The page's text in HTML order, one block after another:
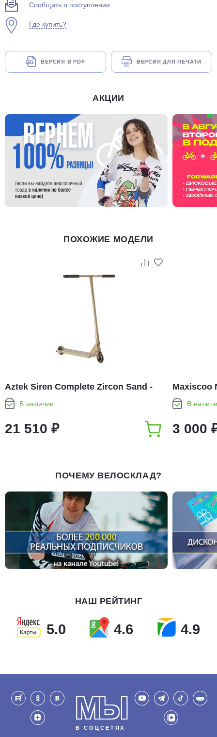
Сообщить о поступлении
Где купить?
ВЕРСИЯ В PDF ВЕРСИЯ ДЛЯ ПЕЧАТИ
АКЦИИ
ПОХОЖИЕ МОДЕЛИ
Aztek Siren Complete Zircon Sand -
Limited Edition
В наличии
21 510 ₽
Maxiscoo
В
3 000
ПОЧЕМУ ВЕЛОСКЛАД?
НАШ РЕЙТИНГ
5.0 4.6 4.9
МЫ
В СОЦСЕТЯХ